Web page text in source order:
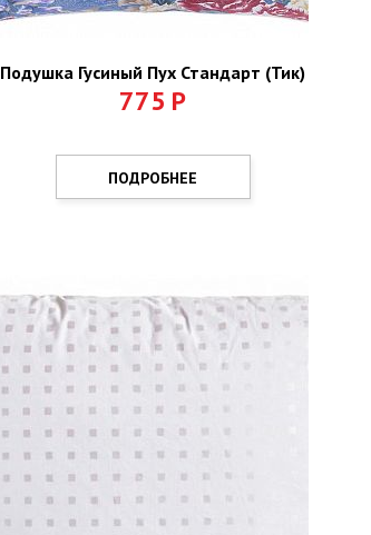
Подушка Гусиный Пух Стандарт (Тик)
775 Р
ПОДРОБНЕЕ